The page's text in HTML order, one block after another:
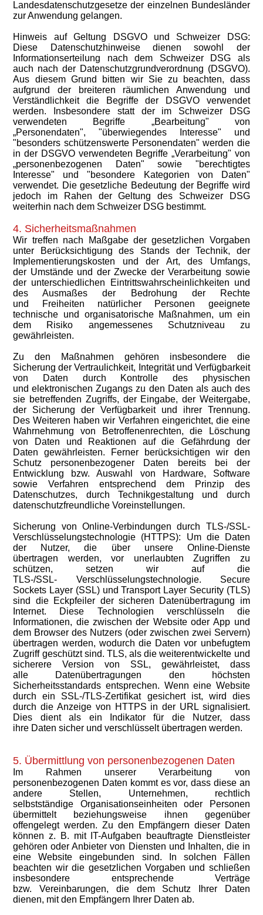
Landesdatenschutzgesetze der einzelnen Bundesländer
zur Anwendung gelangen.
Hinweis auf Geltung DSGVO und Schweizer DSG:
Diese Datenschutzhinweise dienen sowohl der
Informationserteilung nach dem Schweizer DSG als
auch nach der Datenschutzgrundverordnung (DSGVO).
Aus diesem Grund bitten wir Sie zu beachten, dass
aufgrund der breiteren räumlichen Anwendung und
Verständlichkeit die Begriffe der DSGVO verwendet
werden. Insbesondere statt der im Schweizer DSG
verwendeten Begriffe „Bearbeitung" von
„Personendaten", "überwiegendes Interesse" und
"besonders schützenswerte Personendaten" werden die
in der DSGVO verwendeten Begriffe „Verarbeitung" von
„personenbezogenen Daten" sowie "berechtigtes
Interesse" und "besondere Kategorien von Daten"
verwendet. Die gesetzliche Bedeutung der Begriffe wird
jedoch im Rahen der Geltung des Schweizer DSG
weiterhin nach dem Schweizer DSG bestimmt.
4. Sicherheitsmaßnahmen
Wir treffen nach Maßgabe der gesetzlichen Vorgaben
unter Berücksichtigung des Stands der Technik, der
Implementierungskosten und der Art, des Umfangs,
der Umstände und der Zwecke der Verarbeitung sowie
der unterschiedlichen Eintrittswahrscheinlichkeiten und
des Ausmaßes der Bedrohung der Rechte
und Freiheiten natürlicher Personen geeignete
technische und organisatorische Maßnahmen, um ein
dem Risiko angemessenes Schutzniveau zu
gewährleisten.
Zu den Maßnahmen gehören insbesondere die
Sicherung der Vertraulichkeit, Integrität und Verfügbarkeit
von Daten durch Kontrolle des physischen
und elektronischen Zugangs zu den Daten als auch des
sie betreffenden Zugriffs, der Eingabe, der Weitergabe,
der Sicherung der Verfügbarkeit und ihrer Trennung.
Des Weiteren haben wir Verfahren eingerichtet, die eine
Wahrnehmung von Betroffenenrechten, die Löschung
von Daten und Reaktionen auf die Gefährdung der
Daten gewährleisten. Ferner berücksichtigen wir den
Schutz personenbezogener Daten bereits bei der
Entwicklung bzw. Auswahl von Hardware, Software
sowie Verfahren entsprechend dem Prinzip des
Datenschutzes, durch Technikgestaltung und durch
datenschutzfreundliche Voreinstellungen.
Sicherung von Online-Verbindungen durch TLS-/SSL-
Verschlüsselungstechnologie (HTTPS): Um die Daten
der Nutzer, die über unsere Online-Dienste
übertragen werden, vor unerlaubten Zugriffen zu
schützen, setzen wir auf die
TLS-/SSL- Verschlüsselungstechnologie. Secure
Sockets Layer (SSL) und Transport Layer Security (TLS)
sind die Eckpfeiler der sicheren Datenübertragung im
Internet. Diese Technologien verschlüsseln die
Informationen, die zwischen der Website oder App und
dem Browser des Nutzers (oder zwischen zwei Servern)
übertragen werden, wodurch die Daten vor unbefugtem
Zugriff geschützt sind. TLS, als die weiterentwickelte und
sicherere Version von SSL, gewährleistet, dass
alle Datenübertragungen den höchsten
Sicherheitsstandards entsprechen. Wenn eine Website
durch ein SSL-/TLS-Zertifikat gesichert ist, wird dies
durch die Anzeige von HTTPS in der URL signalisiert.
Dies dient als ein Indikator für die Nutzer, dass
ihre Daten sicher und verschlüsselt übertragen werden.
5. Übermittlung von personenbezogenen Daten
Im Rahmen unserer Verarbeitung von
personenbezogenen Daten kommt es vor, dass diese an
andere Stellen, Unternehmen, rechtlich
selbstständige Organisationseinheiten oder Personen
übermittelt beziehungsweise ihnen gegenüber
offengelegt werden. Zu den Empfängern dieser Daten
können z. B. mit IT-Aufgaben beauftragte Dienstleister
gehören oder Anbieter von Diensten und Inhalten, die in
eine Website eingebunden sind. In solchen Fällen
beachten wir die gesetzlichen Vorgaben und schließen
insbesondere entsprechende Verträge
bzw. Vereinbarungen, die dem Schutz Ihrer Daten
dienen, mit den Empfängern Ihrer Daten ab.